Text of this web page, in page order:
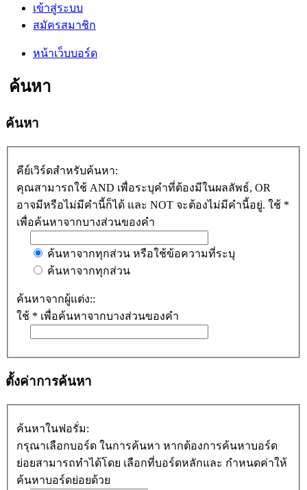
เข้าสู่ระบบ
สมัครสมาชิก
หน้าเว็บบอร์ด
ค้นหา
ค้นหา
คีย์เวิร์ดสำหรับค้นหา:
คุณสามารถใช้ AND เพื่อระบุคำที่ต้องมีในผลลัพธ์, OR
อาจมีหรือไม่มีคำนี้ก็ได้ และ NOT จะต้องไม่มีคำนี้อยู่. ใช้ *
เพื่อค้นหาจากบางส่วนของคำ
ค้นหาจากทุกส่วน หรือใช้ข้อความที่ระบุ
ค้นหาจากทุกส่วน
ค้นหาจากผู้แต่ง::
ใช้ * เพื่อค้นหาจากบางส่วนของคำ
ตั้งค่าการค้นหา
ค้นหาในฟอรั่ม:
กรุณาเลือกบอร์ด ในการค้นหา หากต้องการค้นหาบอร์ด
ย่อยสามารถทำได้โดย เลือกที่บอร์ดหลักและ กำหนดค่าให้
ค้นหาบอร์ดย่อยด้วย